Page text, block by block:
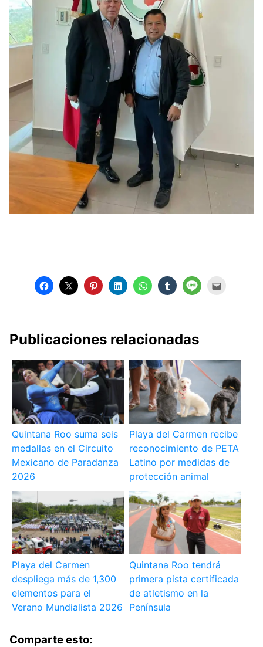
Publicaciones relacionadas
Quintana Roo suma seis
medallas en el Circuito
Mexicano de Paradanza
2026
Playa del Carmen recibe
reconocimiento de PETA
Latino por medidas de
protección animal
Playa del Carmen
despliega más de 1,300
elementos para el
Verano Mundialista 2026
Quintana Roo tendrá
primera pista certificada
de atletismo en la
Península
Comparte esto: